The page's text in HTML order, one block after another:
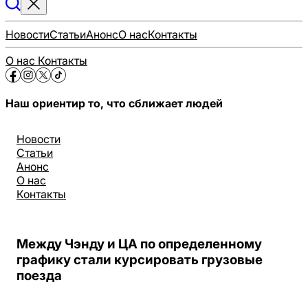
НовостиСтатьиАнонсО насКонтакты
О нас Контакты
Наш ориентир то, что сближает людей
Новости
Статьи
Анонс
О нас
Контакты
Между Чэнду и ЦА по определенному
графику стали курсировать грузовые
поезда